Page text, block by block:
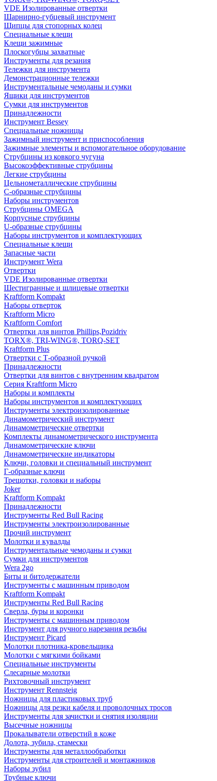
VDE Изолированные отвертки
Шарнирно-губцевый инструмент
Щипцы для стопорных колец
Специальные клещи
Клещи зажимные
Плоскогубцы захватные
Инструменты для резания
Тележки для инструмента
Демонстрационные тележки
Инструментальные чемоданы и сумки
Ящики для инструментов
Сумки для инструментов
Принадлежности
Инструмент Bessey
Специальные ножницы
Зажимный инструмент и приспособления
Зажимные элементы и вспомогательное оборудование
Струбцины из ковкого чугуна
Высокоэффективные струбцины
Легкие струбцины
Цельнометаллические струбцины
C-образные струбцины
Наборы инструментов
Струбцины OMEGA
Корпусные струбцины
U-образные струбцины
Наборы инструментов и комплектующих
Специальные клещи
Запасные части
Инструмент Wera
Отвертки
VDE Изолированные отвертки
Шестигранные и шлицевые отвертки
Kraftform Kompakt
Наборы отверток
Kraftform Micro
Kraftform Comfort
Отвертки для винтов Phillips,Pozidriv
TORX®, TRI-WING®, TORQ-SET
Kraftform Plus
Отвертки с Т-образной ручкой
Принадлежности
Отвертки для винтов с внутренним квадратом
Серия Kraftform Micro
Наборы и комплекты
Наборы инструментов и комплектующих
Инструменты электроизолированные
Динамометрический инструмент
Динамометрические отвертки
Комплекты динамометрического инструмента
Динамометрические ключи
Динамометрические индикаторы
Ключи, головки и специальный инструмент
Г-образные ключи
Трещотки, головки и наборы
Joker
Kraftform Kompakt
Принадлежности
Инструменты Red Bull Racing
Инструменты электроизолированные
Прочий инструмент
Молотки и кувалды
Инструментальные чемоданы и сумки
Сумки для инструментов
Wera 2go
Биты и битодержатели
Инструменты с машинным приводом
Kraftform Kompakt
Инструменты Red Bull Racing
Сверла, буры и коронки
Инструменты с машинным приводом
Инструмент для ручного нарезания резьбы
Инструмент Picard
Молотки плотника-кровельщика
Молотки с мягкими бойками
Специальные инструменты
Слесарные молотки
Рихтовочный инструмент
Инструмент Rennsteig
Ножницы для пластиковых труб
Ножницы для резки кабеля и проволочных тросов
Инструменты для зачистки и снятия изоляции
Высечные ножницы
Прокалыватели отверстий в коже
Долота, зубила, стамески
Инструменты для металлообработки
Инструменты для строителей и монтажников
Наборы зубил
Трубные ключи